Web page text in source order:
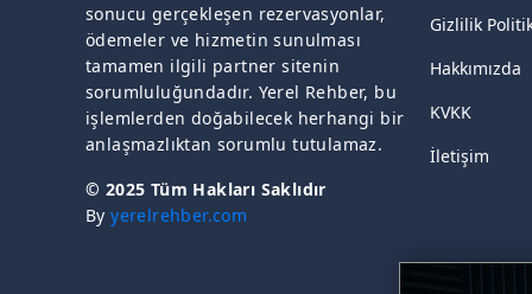
sonucu gerçekleşen rezervasyonlar,
ödemeler ve hizmetin sunulması
tamamen ilgili partner sitenin
sorumluluğundadır. Yerel Rehber, bu
işlemlerden doğabilecek herhangi bir
anlaşmazlıktan sorumlu tutulamaz.
© 2025 Tüm Hakları Saklıdır
Byyerelrehber.com
Gizlilik
Hakkımızda
KVKK
İletişim